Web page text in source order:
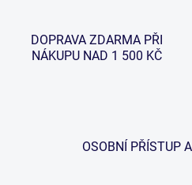
DOPRAVA ZDARMA PŘI
NÁKUPU NAD 1 500 KČ
OSOBNÍ PŘÍSTUP